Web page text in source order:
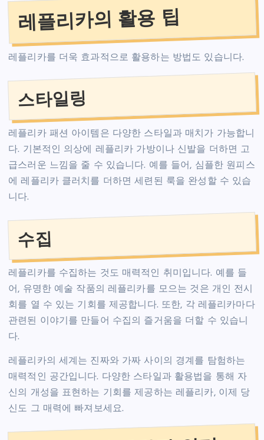
레플리카의 활용 팁
레플리카를 더욱 효과적으로 활용하는 방법도 있습니다.
스타일링
레플리카 패션 아이템은 다양한 스타일과 매치가 가능합니
다. 기본적인 의상에 레플리카 가방이나 신발을 더하면 고
급스러운 느낌을 줄 수 있습니다. 예를 들어, 심플한 원피스
에 레플리카 클러치를 더하면 세련된 룩을 완성할 수 있습
니다.
수집
레플리카를 수집하는 것도 매력적인 취미입니다. 예를 들
어, 유명한 예술 작품의 레플리카를 모으는 것은 개인 전시
회를 열 수 있는 기회를 제공합니다. 또한, 각 레플리카마다
관련된 이야기를 만들어 수집의 즐거움을 더할 수 있습니
다.
레플리카의 세계는 진짜와 가짜 사이의 경계를 탐험하는
매력적인 공간입니다. 다양한 스타일과 활용법을 통해 자
신의 개성을 표현하는 기회를 제공하는 레플리카, 이제 당
신도 그 매력에 빠져보세요.